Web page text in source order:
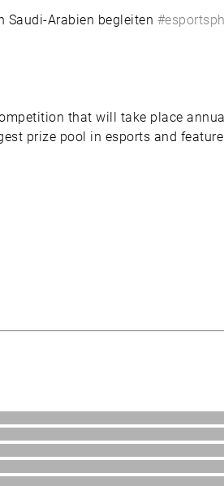
Saudi-Arabien begleiten
that will take place
prize pool in esports and